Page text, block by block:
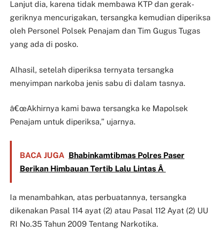
Lanjut dia, karena tidak membawa KTP dan gerak-
geriknya mencurigakan, tersangka kemudian diperiksa
oleh Personel Polsek Penajam dan Tim Gugus Tugas
yang ada di posko.
Alhasil, setelah diperiksa ternyata tersangka
menyimpan narkoba jenis sabu di dalam tasnya.
â€œAkhirnya kami bawa tersangka ke Mapolsek
Penajam untuk diperiksa,” ujarnya.
BACA JUGA Bhabinkamtibmas Polres Paser
Berikan Himbauan Tertib Lalu Lintas Â
Ia menambahkan, atas perbuatannya, tersangka
dikenakan Pasal 114 ayat (2) atau Pasal 112 Ayat (2) UU
RI No.35 Tahun 2009 Tentang Narkotika.